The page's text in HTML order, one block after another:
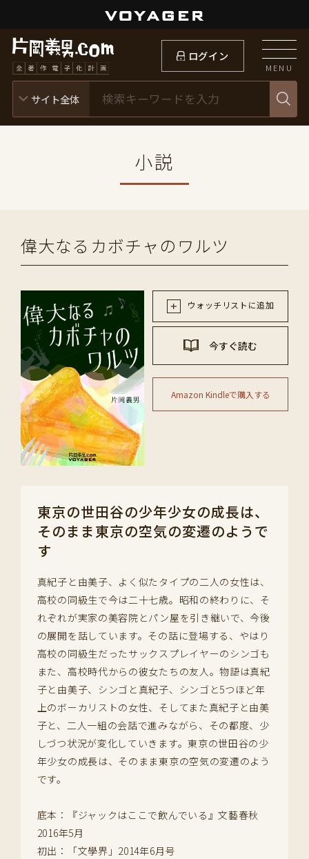
ログイン
MENU
小説
偉大なるカボチャのワルツ
ウォッチリストに追加
今すぐ読む
Amazon Kindleで購入する
東京の世田谷の少年少女の成長は、
そのまま東京の空気の変遷のようで
す
真紀子と由美子、よく似たタイプの二人の女性は、
高校の同級生で今は二十七歳。昭和の終わりに、そ
れぞれが実家の美容院とパン屋を引き継いで、今後
の展開を話しています。その話に登場する、やはり
高校の同級生だったサックスプレイヤーのシンゴも
また、高校時代からの彼女たちの友人。物語は真紀
子と由美子、シンゴと真紀子、シンゴと5つほど年
上のボーカリストの女性、そしてまた真紀子と由美
子と、二人一組の会話で進みながら、その都度、少
しづつ状況が変化していきます。東京の世田谷の少
年少女の成長は、そのまま東京の空気の変遷のよう
です。
底本：『ジャックはここで飲んでいる』文藝春秋
2016年5月
初出：「文學界」2014年6月号